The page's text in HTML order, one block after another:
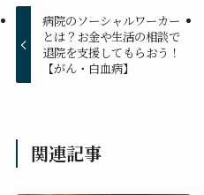
病院のソーシャルワーカー
とは？お金や生活の相談で
退院を支援してもらおう！
【がん・白血病】
関連記事